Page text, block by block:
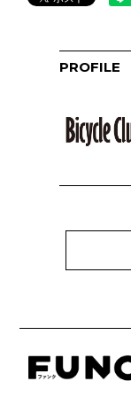
PROFILE